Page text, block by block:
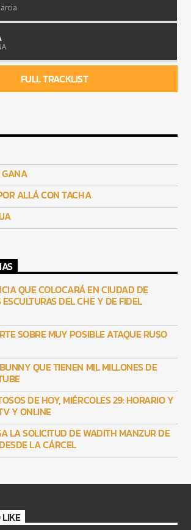
FULL TRACKLIST
ALLÁ CON TACHA
QUE COLOCARÁ EN CIUDAD DE
DEL CHE Y DE FIDEL
SOBRE MUY POSIBLE ATAQUE RUSO
QUE TIENEN MIL MILLONES DE
DE HOY, MIÉRCOLES 29: HORARIO Y
Y ONLINE
LA SOLICITUD DE WADITH MANZUR DE
LA CÁRCEL